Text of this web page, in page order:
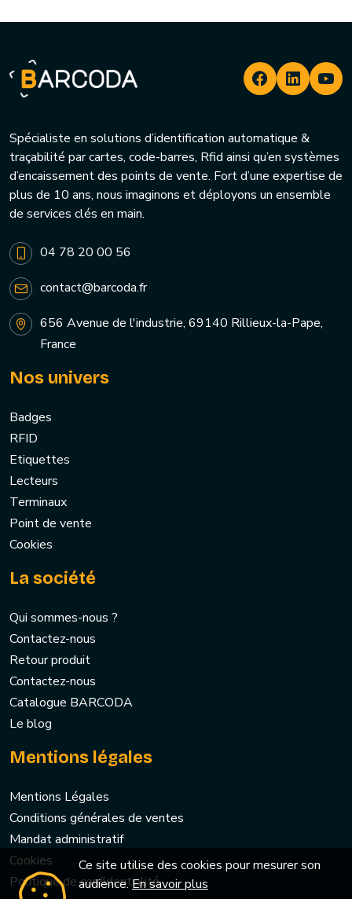
Spécialiste en solutions d’identification automatique &
traçabilité par cartes, code-barres, Rfid ainsi qu’en systèmes
d’encaissement des points de vente. Fort d’une expertise de
plus de 10 ans, nous imaginons et déployons un ensemble
de services clés en main.
04 78 20 00 56
contact@barcoda.fr
656 Avenue de l'industrie, 69140 Rillieux-la-Pape,
France
Nos univers
Badges
RFID
Etiquettes
Lecteurs
Terminaux
Point de vente
Cookies
La société
Qui sommes-nous ?
Contactez-nous
Retour produit
Contactez-nous
Catalogue BARCODA
Le blog
Mentions légales
Mentions Légales
Conditions générales de ventes
Mandat administratif
Cookies
Politique de confidentialité
Ce site utilise des cookies pour mesurer son
audience.En savoir plus